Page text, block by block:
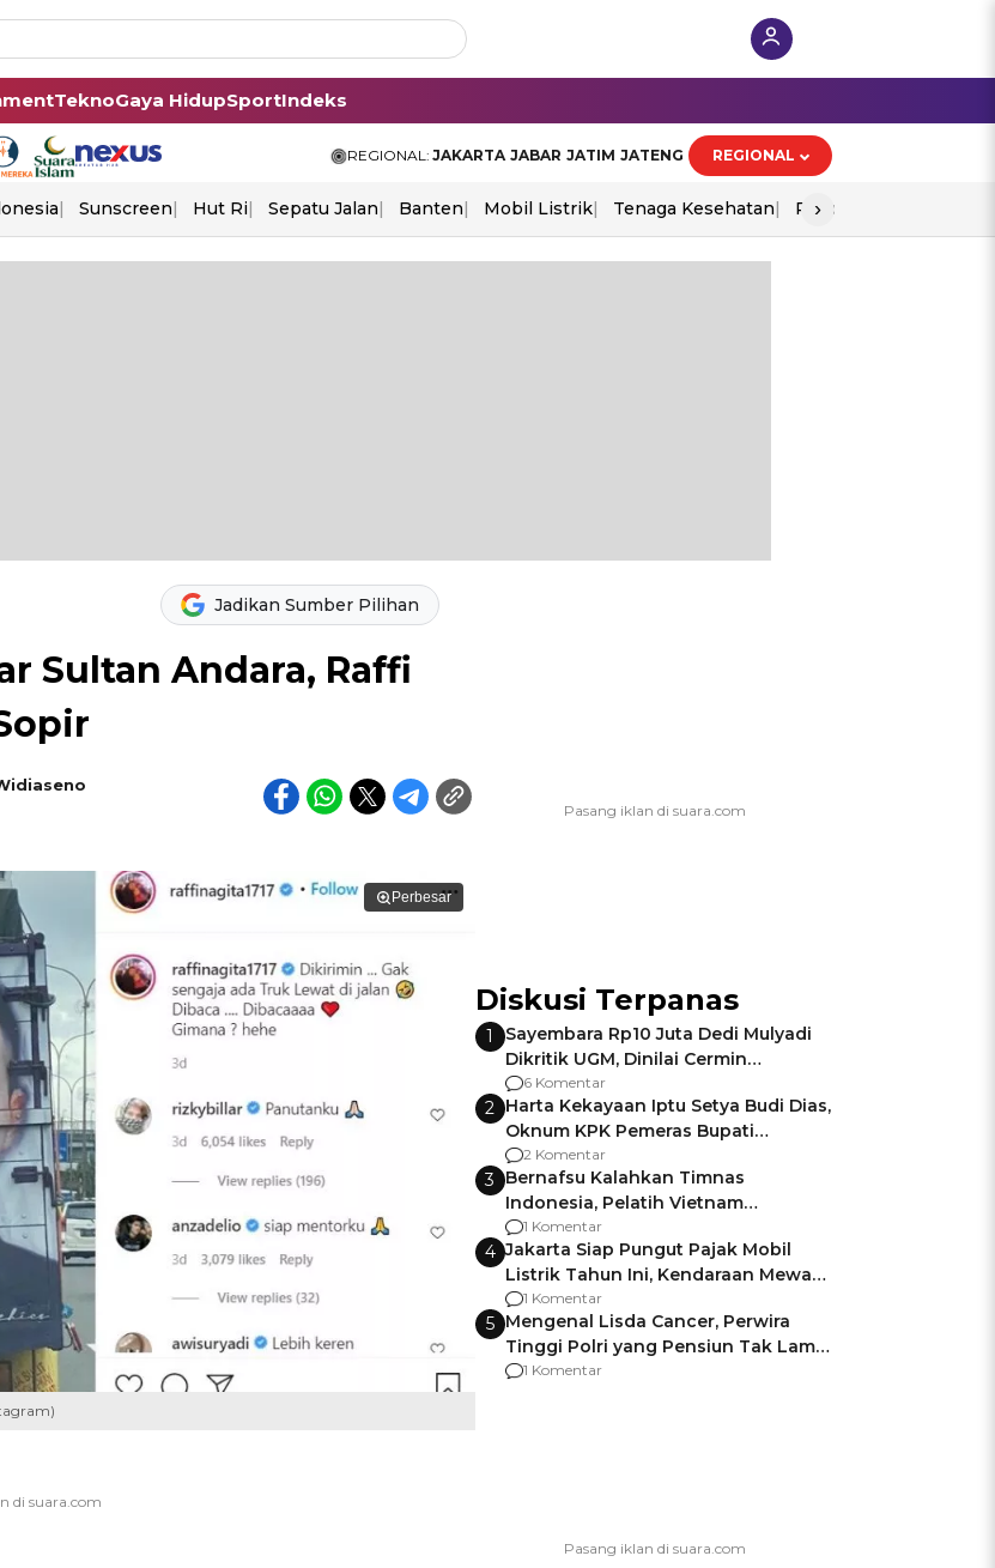
TeknoGaya HidupSportIndeks
REGIONAL: JAKARTA JABAR JATIM JATENG REGIONAL
Sunscreen Hut Ri Sepatu Jalan Banten Mobil Listrik Tenaga Kesehatan Piala Aff 2026
›
Jadikan Sumber Pilihan
Sultan Andara, Raffi
Perbesar
Diskusi Terpanas
1
Sayembara Rp10 Juta Dedi Mulyadi
Dikritik UGM, Dinilai Cermin
Gagalnya Negara Jamin Keamanan
6 Komentar
2 Harta Kekayaan Iptu Setya Budi Dias,
Oknum KPK Pemeras Bupati
Pemalang
2 Komentar
3 Bernafsu Kalahkan Timnas
Indonesia, Pelatih Vietnam
Berencana Pakai Jimat di Pakansari
1 Komentar
4 Jakarta Siap Pungut Pajak Mobil
Listrik Tahun Ini, Kendaraan Mewah
Kena hingga 75% PKB
1 Komentar
5 Mengenal Lisda Cancer, Perwira
Tinggi Polri yang Pensiun Tak Lama
Usai Jadi Brigjen
1 Komentar